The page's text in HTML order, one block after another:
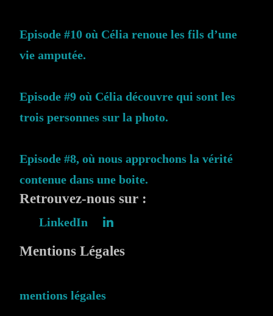
Episode #10 où Célia renoue les fils d’une
vie amputée.
Episode #9 où Célia découvre qui sont les
trois personnes sur la photo.
Episode #8, où nous approchons la vérité
contenue dans une boite.
Retrouvez-nous sur :
LinkedIn
Mentions Légales
mentions légales